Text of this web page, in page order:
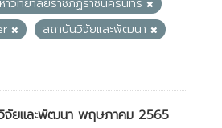
าวิทยาลัยราชภัฏราชนครินทร์
สถาบันวิจัยและพัฒนา
จัยและพัฒนา พฤษภาคม 2565